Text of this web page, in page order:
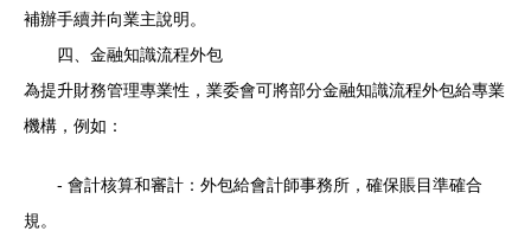
補辦手續并向業主說明。
四、金融知識流程外包
為提升財務管理專業性，業委會可將部分金融知識流程外包給專業
機構，例如：
- 會計核算和審計：外包給會計師事務所，確保賬目準確合
規。